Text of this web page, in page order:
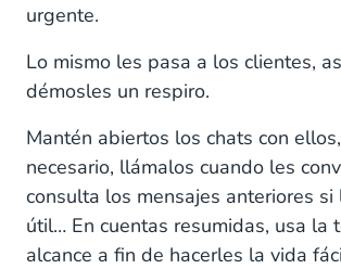
urgente.
Lo mismo les pasa a los clientes,
démosles un respiro.
Mantén abiertos los chats con
necesario, llámalos cuando les
consulta los mensajes anteriores si
útil… En cuentas resumidas, usa la
alcance a fin de hacerles la vida